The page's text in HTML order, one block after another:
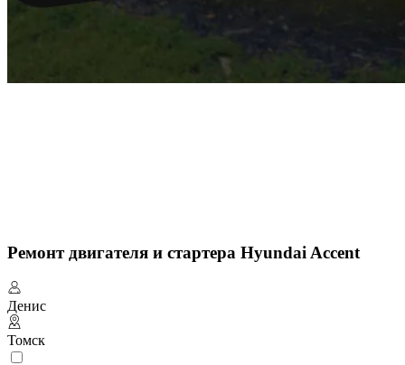
Ремонт двигателя и стартера Hyundai Accent
Денис
Томск